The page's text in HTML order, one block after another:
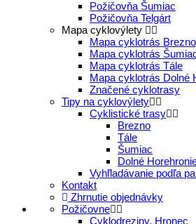
Požičovňa Šumiac
Požičovňa Telgárt
Mapa cyklovýlety
Mapa cyklotrás Brezno
Mapa cyklotrás
Mapa cyklotrás Tále
Mapa cyklotrás Dolné
Značené cyklotrasy
Tipy na cyklovýlety
Cyklistické trasy
Brezno
Tále
Šumiac
Dolné
Vyhľladávanie podľa
Kontakt
Zhrnutie objednávky
Požičovne
Cyklodreziny, Hronec